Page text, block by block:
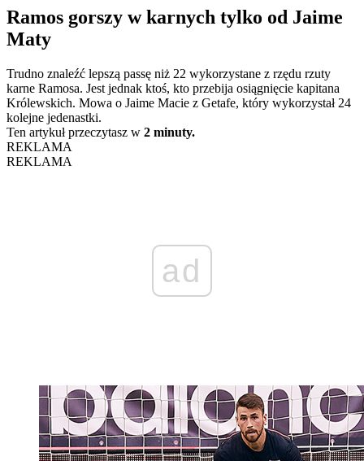
Ramos gorszy w karnych tylko od Jaime
Maty
Trudno znaleźć lepszą passę niż 22 wykorzystane z rzędu rzuty
karne Ramosa. Jest jednak ktoś, kto przebija osiągnięcie kapitana
Królewskich. Mowa o Jaime Macie z Getafe, który wykorzystał 24
kolejne jedenastki.
Ten artykuł przeczytasz w 2 minuty.
REKLAMA
REKLAMA
ad